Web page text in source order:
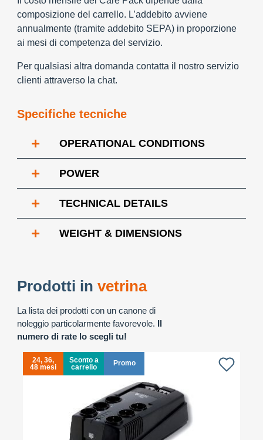
composizione del carrello. L’addebito avviene
annualmente (tramite addebito SEPA) in proporzione
ai mesi di competenza del servizio.
Per qualsiasi altra domanda contatta il nostro servizio
clienti attraverso la chat.
Specifiche tecniche
+ OPERATIONAL CONDITIONS
+ POWER
+ TECHNICAL DETAILS
+ WEIGHT & DIMENSIONS
Prodotti in vetrina
La lista dei prodotti con un canone di
noleggio particolarmente favorevole. Il
numero di rate lo scegli tu!
24, 36,
48 mesi
Sconto a
carrello
Promo